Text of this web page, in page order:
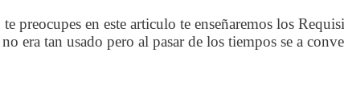
preocupes en este articulo te enseñaremos los
era tan usado pero al pasar de los tiempos se a